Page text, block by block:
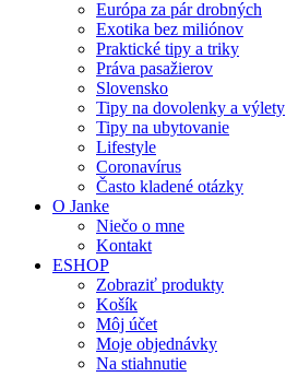
Európa za pár drobných
Exotika bez miliónov
Praktické tipy a triky
Práva pasažierov
Slovensko
Tipy na dovolenky a výlety
Tipy na ubytovanie
Lifestyle
Coronavírus
Často kladené otázky
O Janke
Niečo o mne
Kontakt
ESHOP
Zobraziť produkty
Košík
Môj účet
Moje objednávky
Na stiahnutie